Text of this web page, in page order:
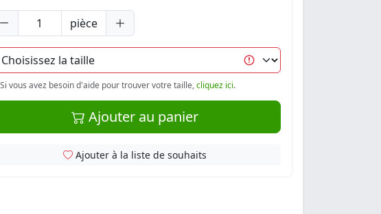
pièce
vous avez besoin d'aide pour trouver votre taille,cliquez ici.
Ajouter au panier
Ajouter à la liste de souhaits